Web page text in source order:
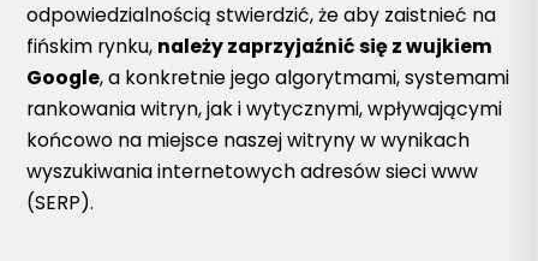
odpowiedzialnością stwierdzić, że aby zaistnieć na
fińskim rynku, należy zaprzyjaźnić się z wujkiem
Google, a konkretnie jego algorytmami, systemami
rankowania witryn, jak i wytycznymi, wpływającymi
końcowo na miejsce naszej witryny w wynikach
wyszukiwania internetowych adresów sieci www
(SERP).